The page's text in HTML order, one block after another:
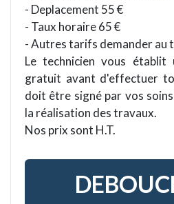
- Deplacement 55 €
- Taux horaire 65 €
- Autres tarifs demander au
Le technicien vous établit
gratuit avant d'effectuer
doit être signé par vos
la réalisation des travaux.
Nos prix sont H.T.